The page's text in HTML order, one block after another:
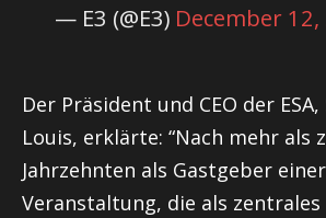
— E3 (@E3) December 12,
Der Präsident und CEO der
Louis, erklärte: “Nach mehr als
Jahrzehnten als Gastgeber einer
Veranstaltung, die als